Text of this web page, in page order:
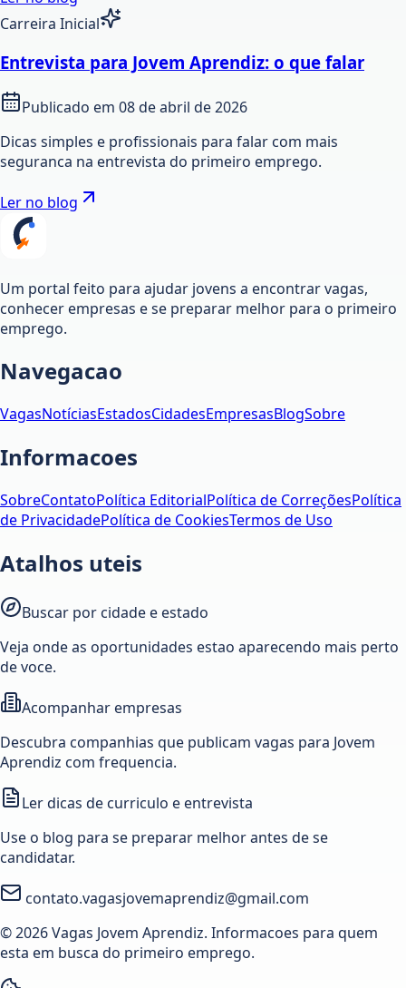
Carreira Inicial
Entrevista para Jovem Aprendiz: o que falar
Publicado em 08 de abril de 2026
Dicas simples e profissionais para falar com mais
seguranca na entrevista do primeiro emprego.
Ler no blog
Um portal feito para ajudar jovens a encontrar vagas,
conhecer empresas e se preparar melhor para o primeiro
emprego.
Navegacao
VagasNotíciasEstadosCidadesEmpresasBlogSobre
Informacoes
SobreContatoPolítica EditorialPolítica de CorreçõesPolítica
de PrivacidadePolítica de CookiesTermos de Uso
Atalhos uteis
Buscar por cidade e estado
Veja onde as oportunidades estao aparecendo mais perto
de voce.
Acompanhar empresas
Descubra companhias que publicam vagas para Jovem
Aprendiz com frequencia.
Ler dicas de curriculo e entrevista
Use o blog para se preparar melhor antes de se
candidatar.
contato.vagasjovemaprendiz@gmail.com
© 2026 Vagas Jovem Aprendiz. Informacoes para quem
esta em busca do primeiro emprego.